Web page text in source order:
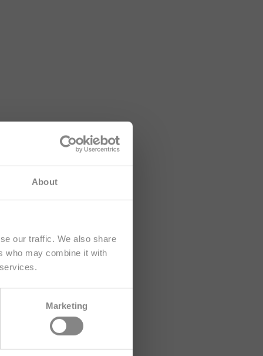
About
our traffic. We also share
who may combine it with
Marketing
je určený
CH/FR
HR
US